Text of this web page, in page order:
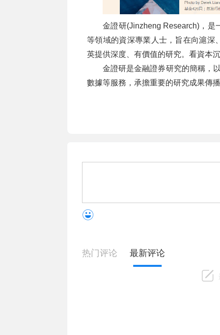
金證研(Jinzheng Research)，
等領域的資深專業人士，旨在向滬深
英提供深度、有價值的研究。看資本
金證研是金融證券研究的簡稱，
數據等服務，承擔重要的研究成果傳
热门评论 最新评论